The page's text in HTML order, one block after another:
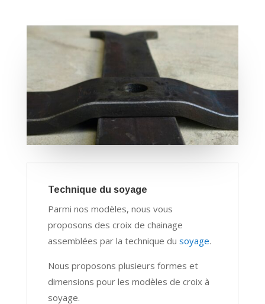
Technique du soyage
Parmi nos modèles, nous vous
proposons des croix de chainage
assemblées par la technique du soyage.
Nous proposons plusieurs formes et
dimensions pour les modèles de croix à
soyage.